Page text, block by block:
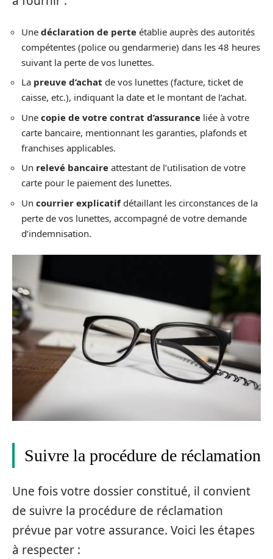
Une déclaration de perte établie auprès des autorités
compétentes (police ou gendarmerie) dans les 48 heures
suivant la perte de vos lunettes.
La preuve d’achat de vos lunettes (facture, ticket de
caisse, etc.), indiquant la date et le montant de l’achat.
Une copie de votre contrat d’assurance liée à votre
carte bancaire, mentionnant les garanties, plafonds et
franchises applicables.
Un relevé bancaire attestant de l’utilisation de votre
carte pour le paiement des lunettes.
Un courrier explicatifdétaillant les circonstances de la
perte de vos lunettes, accompagné de votre demande
d’indemnisation.
Suivre la procédure de réclamation
Une fois votre dossier constitué, il convient
de suivre la procédure de réclamation
prévue par votre assurance. Voici les étapes
à respecter :